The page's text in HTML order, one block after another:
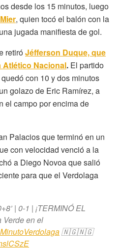
desde los 15 minutos, luego
, quien tocó el balón con la
jugada manifiesta de gol.
retiróJéfferson Duque, que
Atlético Nacional. El partido
con 10 y dos minutos
golazo de Eric Ramírez, a
el campo por encima de
Palacios que terminó en un
con velocidad venció a la
a Diego Novoa que salió
para que el Verdolaga
| 0-1 | ¡TERMINÓ EL
Verde en el
🇳🇬🇳🇬